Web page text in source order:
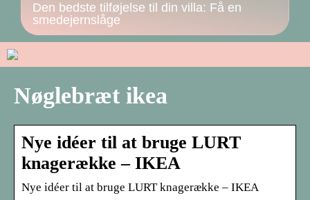
Den bedste tilføjelse til din villa: Få en
smedejernslåge
Nøglebræt ikea
Nye idéer til at bruge LURT
knagerække – IKEA
Nye idéer til at bruge LURT knagerække – IKEA